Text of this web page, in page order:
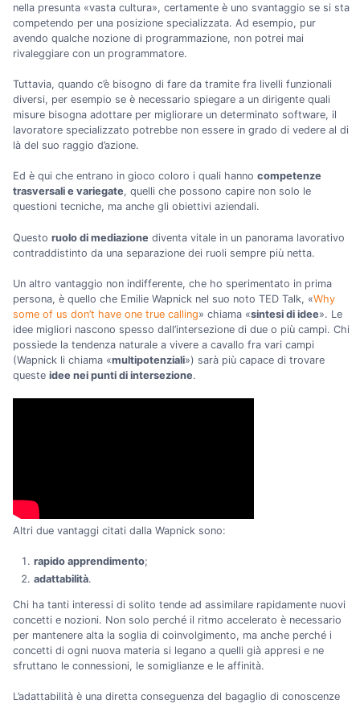
nella presunta «vasta cultura», certamente è uno svantaggio se si sta
competendo per una posizione specializzata. Ad esempio, pur
avendo qualche nozione di programmazione, non potrei mai
rivaleggiare con un programmatore.
Tuttavia, quando c’è bisogno di fare da tramite fra livelli funzionali
diversi, per esempio se è necessario spiegare a un dirigente quali
misure bisogna adottare per migliorare un determinato software, il
lavoratore specializzato potrebbe non essere in grado di vedere al di
là del suo raggio d’azione.
Ed è qui che entrano in gioco coloro i quali hanno competenze
trasversali e variegate, quelli che possono capire non solo le
questioni tecniche, ma anche gli obiettivi aziendali.
Questo ruolo di mediazione diventa vitale in un panorama lavorativo
contraddistinto da una separazione dei ruoli sempre più netta.
Un altro vantaggio non indifferente, che ho sperimentato in prima
persona, è quello che Emilie Wapnick nel suo noto TED Talk, «Why
some of us don’t have one true calling» chiama «sintesi di idee». Le
idee migliori nascono spesso dall’intersezione di due o più campi. Chi
possiede la tendenza naturale a vivere a cavallo fra vari campi
(Wapnick li chiama «multipotenziali») sarà più capace di trovare
queste idee nei punti di intersezione.
Altri due vantaggi citati dalla Wapnick sono:
rapido apprendimento;
adattabilità.
Chi ha tanti interessi di solito tende ad assimilare rapidamente nuovi
concetti e nozioni. Non solo perché il ritmo accelerato è necessario
per mantenere alta la soglia di coinvolgimento, ma anche perché i
concetti di ogni nuova materia si legano a quelli già appresi e ne
sfruttano le connessioni, le somiglianze e le affinità.
L’adattabilità è una diretta conseguenza del bagaglio di conoscenze